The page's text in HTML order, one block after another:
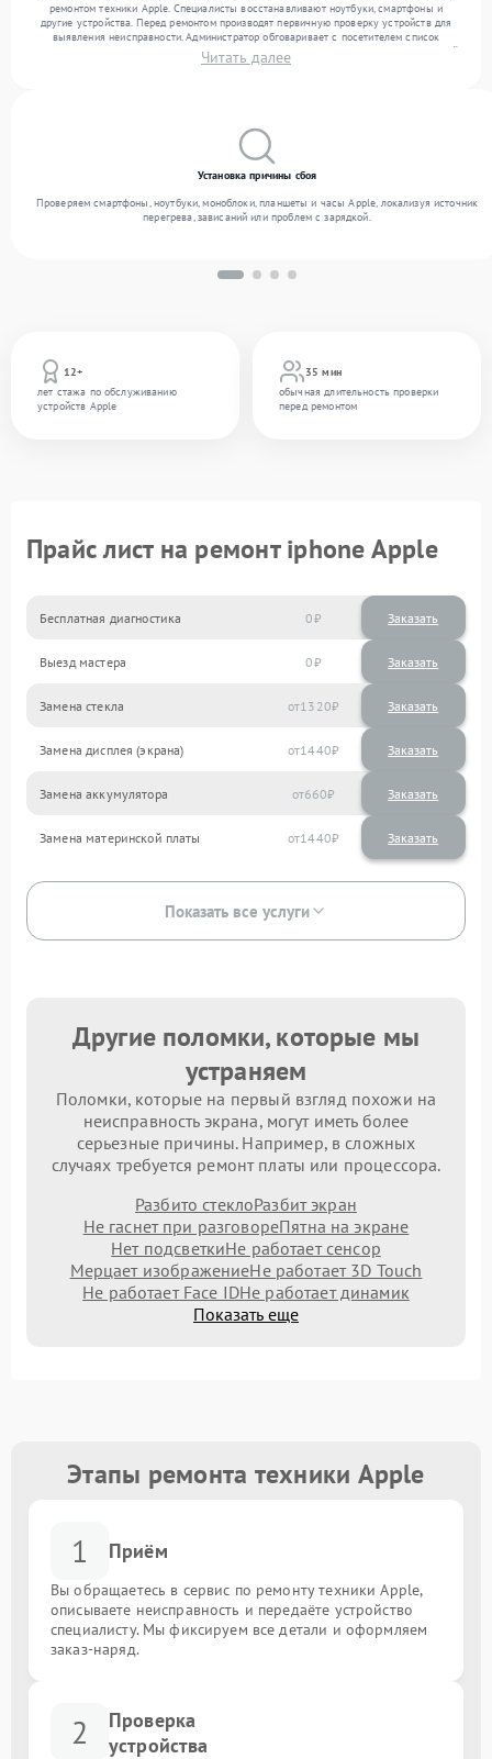
ремонтом техники Apple. Специалисты восстанавливают ноутбуки, смартфоны и
другие устройства. Перед ремонтом производят первичную проверку устройств для
выявления неисправности. Администратор обговаривает с посетителем список
нужных услуг и цену. Только потом техники осуществляют восстановление с заменой
запчастей по необходимости. По окончании работ их качество подтверждается
Читать далее
12+
лет стажа по обслуживанию
устройств Apple
35 мин
обычная длительность проверки
перед ремонтом
Установка причины сбоя
Проверяем смартфоны, ноутбуки, моноблоки, планшеты и часы Apple, локализуя источник
перегрева, зависаний или проблем с зарядкой.
Прайс лист на ремонт iphone Apple
Бесплатная диагностика 0 Заказать
Выезд мастера 0 Заказать
Замена стекла 1320
Замена дисплея (экрана) 1440
Замена аккумулятора 660
Замена материнской платы 1440
Показать все услуги
Другие поломки, которые мы
устраняем
Поломки, которые на первый взгляд похожи на
неисправность экрана, могут иметь более
серьезные причины. Например, в сложных
случаях требуется ремонт платы или процессора.
Разбито стеклоРазбит экран
Не гаснет при разговореПятна на экране
Нет подсветкиНе работает сенсор
Мерцает изображениеНе работает 3D Touch
Не работает Face IDНе работает динамик
Показать еще
Этапы ремонта техники Apple
1 Приём
Вы обращаетесь в сервис по ремонту техники Apple,
описываете неисправность и передаёте устройство
специалисту. Мы фиксируем все детали и оформляем
заказ-наряд.
2
Проверка
устройства